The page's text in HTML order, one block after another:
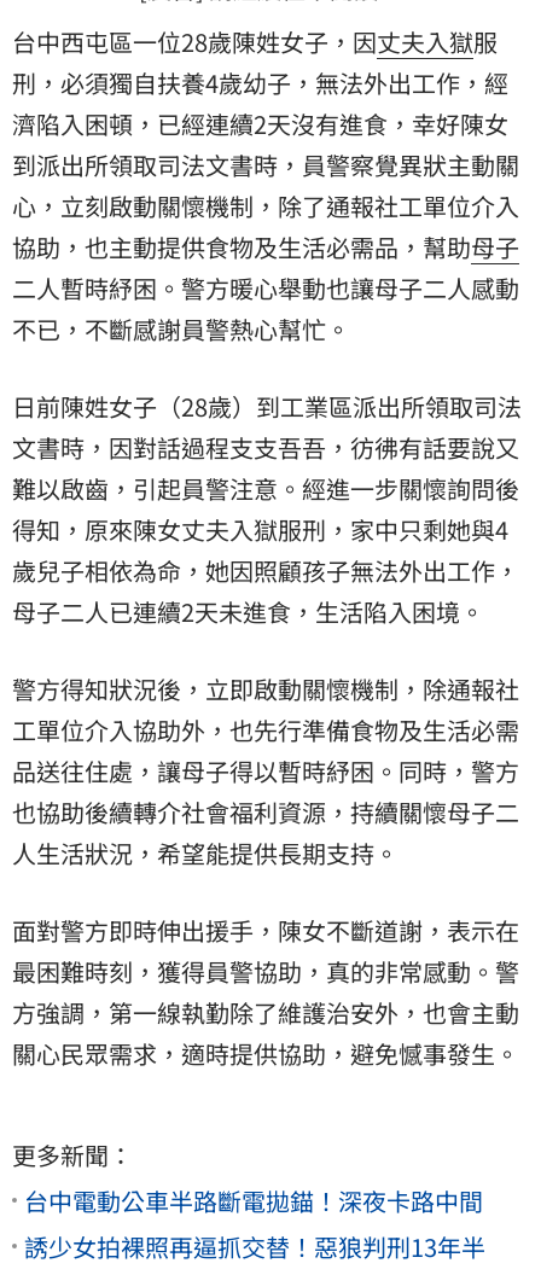
台中西屯區一位28歲陳姓女子，因丈夫入獄服
刑，必須獨自扶養4歲幼子，無法外出工作，經
濟陷入困頓，已經連續2天沒有進食，幸好陳女
到派出所領取司法文書時，員警察覺異狀主動關
心，立刻啟動關懷機制，除了通報社工單位介入
協助，也主動提供食物及生活必需品，幫助母子
二人暫時紓困。警方暖心舉動也讓母子二人感動
不已，不斷感謝員警熱心幫忙。
日前陳姓女子（28歲）到工業區派出所領取司法
文書時，因對話過程支支吾吾，彷彿有話要說又
難以啟齒，引起員警注意。經進一步關懷詢問後
得知，原來陳女丈夫入獄服刑，家中只剩她與4
歲兒子相依為命，她因照顧孩子無法外出工作，
母子二人已連續2天未進食，生活陷入困境。
警方得知狀況後，立即啟動關懷機制，除通報社
工單位介入協助外，也先行準備食物及生活必需
品送往住處，讓母子得以暫時紓困。同時，警方
也協助後續轉介社會福利資源，持續關懷母子二
人生活狀況，希望能提供長期支持。
面對警方即時伸出援手，陳女不斷道謝，表示在
最困難時刻，獲得員警協助，真的非常感動。警
方強調，第一線執勤除了維護治安外，也會主動
關心民眾需求，適時提供協助，避免憾事發生。
更多新聞：
台中電動公車半路斷電拋錨！深夜卡路中間
誘少女拍裸照再逼抓交替！惡狼判刑13年半